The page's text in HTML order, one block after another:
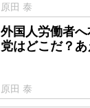
原田 泰
外国人労働者
党はどこだ？
原田 泰